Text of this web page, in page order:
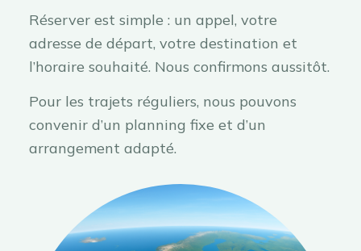
Réserver est simple : un appel, votre
adresse de départ, votre destination et
l’horaire souhaité. Nous confirmons aussitôt.
Pour les trajets réguliers, nous pouvons
convenir d’un planning fixe et d’un
arrangement adapté.